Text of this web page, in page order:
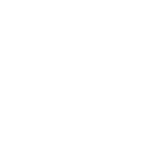
ni
invertir o